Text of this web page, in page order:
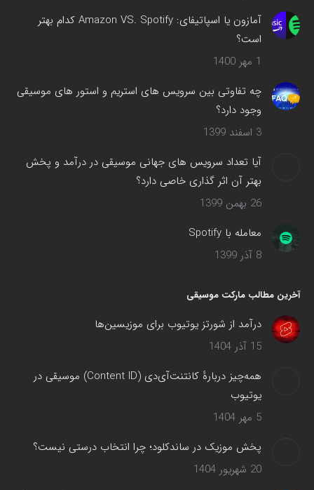
می‌شود
آمازون یا اسپاتیفای: Amazon VS. Spotify کدام بهتر
است؟
1 مهر 1400
چه تفاوتی بین سرویس های استریم و استور های موسیقی
وجود دارد؟
3 اسفند 1399
آیا تعداد سرویس های جهانی موسیقی در درآمد و پخش
بهتر آن اثر گذاری خاصی دارد؟
26 بهمن 1399
معامله با Spotify
8 آذر 1399
آخرین مطالب مارکت موسیقی
درآمد از شورتز یوتیوب برای موزیسین‌ها
15 آذر 1404
همه‌چیز دربارهٔ کانتنت‌آی‌دی (Content ID) موسیقی در
یوتیوب
5 مهر 1404
پخش موزیک در ساندکلود؛ چرا انتخاب درستی نیست؟
20 شهریور 1404